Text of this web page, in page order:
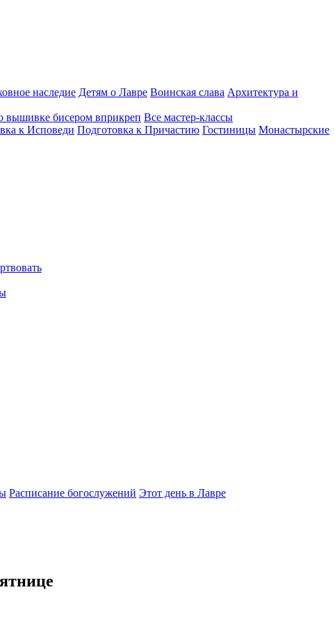
наследие Детям о Лавре Воинская слава Архитектура и
вышивке бисером вприкреп Все мастер-классы
к Исповеди Подготовка к Причастию Гостиницы Монастырские
Расписание богослужений Этот день в Лавре